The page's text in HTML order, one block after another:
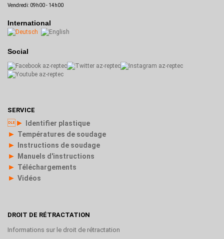
Vendredi: 09h00 - 14h00
International
Social
SERVICE
► Identifier plastique
► Températures de soudage
► Instructions de soudage
► Manuels d'instructions
► Téléchargements
► Vidéos
DROIT DE RÉTRACTATION
Informations sur le droit de rétractation